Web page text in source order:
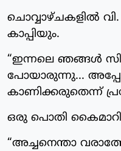
ചൊവ്വാഴ്ചകളിൽ
കാപ്പിയും.
“ഇന്നലെ ഞങ്ങൾ
പോയാരുന്നു...
കാണിക്കരുതെന്ന്
ഒരു പൊതി
“അച്ചനെന്താ